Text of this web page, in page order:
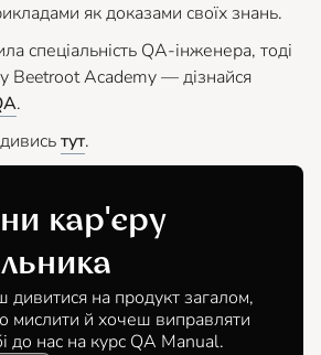
як доказами своїх знань.
спеціальність QA-інженера, тоді
Beetroot Academy — дізнайся
.
тут.
кар'єру
на продукт загалом,
мислити й хочеш виправляти
до нас на курс QA Manual.